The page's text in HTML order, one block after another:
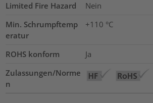
Limited Fire Hazard
Nein
Min. Schrumpftemp
eratur
+110 °C
ROHS konform
Ja
Zulassungen/Norme
n